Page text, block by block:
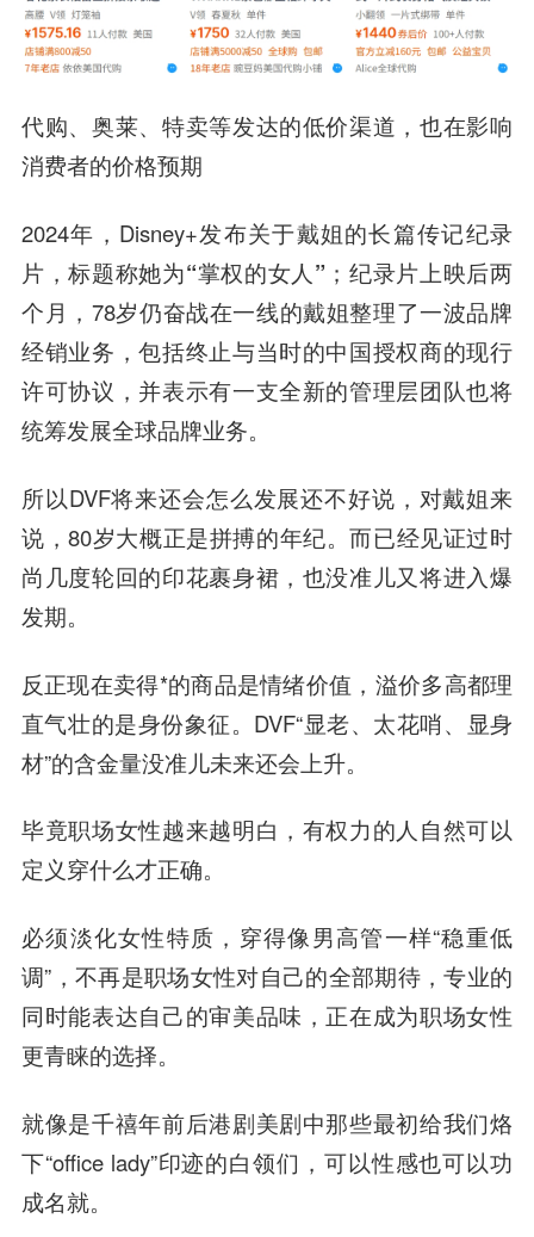
代购、奥莱、特卖等发达的低价渠道，也在影响
消费者的价格预期
2024年，Disney+发布关于戴姐的长篇传记纪录
片，标题称她为“掌权的女人” ；纪录片上映后两
个月，78岁仍奋战在一线的戴姐整理了一波品牌
经销业务，包括终止与当时的中国授权商的现行
许可协议，并表示有一支全新的管理层团队也将
统筹发展全球品牌业务。
所以DVF将来还会怎么发展还不好说，对戴姐来
说，80岁大概正是拼搏的年纪。而已经见证过时
尚几度轮回的印花裹身裙，也没准儿又将进入爆
发期。
反正现在卖得*的商品是情绪价值，溢价多高都理
直气壮的是身份象征。DVF“显老、太花哨、显身
材”的含金量没准儿未来还会上升。
毕竟职场女性越来越明白，有权力的人自然可以
定义穿什么才正确。
必须淡化女性特质，穿得像男高管一样“稳重低
调”，不再是职场女性对自己的全部期待，专业的
同时能表达自己的审美品味，正在成为职场女性
更青睐的选择。
就像是千禧年前后港剧美剧中那些最初给我们烙
下“office lady”印迹的白领们，可以性感也可以功
成名就。